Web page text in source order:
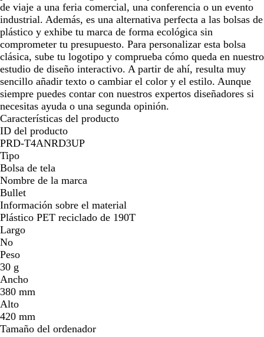
de viaje a una feria comercial, una conferencia o un evento
industrial. Además, es una alternativa perfecta a las bolsas de
plástico y exhibe tu marca de forma ecológica sin
comprometer tu presupuesto. Para personalizar esta bolsa
clásica, sube tu logotipo y comprueba cómo queda en nuestro
estudio de diseño interactivo. A partir de ahí, resulta muy
sencillo añadir texto o cambiar el color y el estilo. Aunque
siempre puedes contar con nuestros expertos diseñadores si
necesitas ayuda o una segunda opinión.
Características del producto
ID del producto
PRD-T4ANRD3UP
Tipo
Bolsa de tela
Nombre de la marca
Bullet
Información sobre el material
Plástico PET reciclado de 190T
Largo
No
Peso
30 g
Ancho
380 mm
Alto
420 mm
Tamaño del ordenador